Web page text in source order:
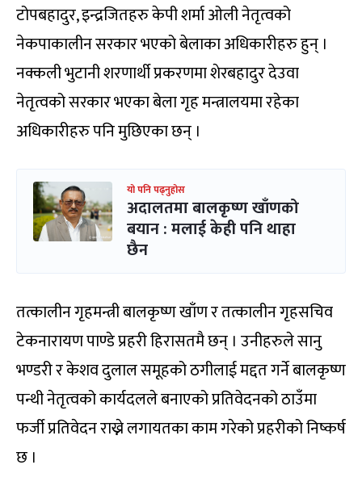
टोपबहादुर, इन्द्रजितहरु केपी शर्मा ओली नेतृत्वको
नेकपाकालीन सरकार भएको बेलाका अधिकारीहरु हुन् ।
नक्कली भुटानी शरणार्थी प्रकरणमा शेरबहादुर देउवा
नेतृत्वको सरकार भएका बेला गृह मन्त्रालयमा रहेका
अधिकारीहरु पनि मुछिएका छन् ।
यो पनि पढ्नुहोस
अदालतमा बालकृष्ण खाँणको
बयान : मलाई केही पनि थाहा
छैन
तत्कालीन गृहमन्त्री बालकृष्ण खाँण र तत्कालीन गृहसचिव
टेकनारायण पाण्डे प्रहरी हिरासतमै छन् । उनीहरुले सानु
भण्डरी र केशव दुलाल समूहको ठगीलाई मद्दत गर्ने बालकृष्ण
पन्थी नेतृत्वको कार्यदलले बनाएको प्रतिवेदनको ठाउँमा
फर्जी प्रतिवेदन राख्ने लगायतका काम गरेको प्रहरीको निष्कर्ष
छ ।